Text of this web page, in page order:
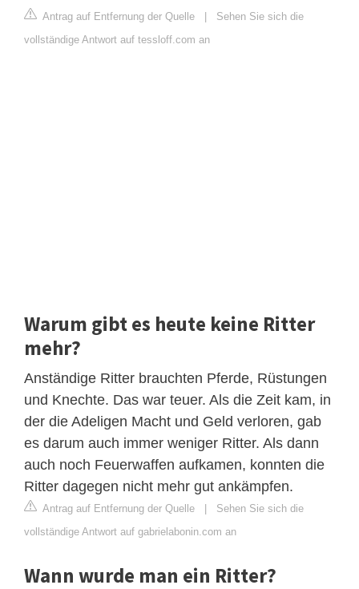
Antrag auf Entfernung der Quelle | Sehen Sie sich die
vollständige Antwort auf tessloff.com an
Warum gibt es heute keine Ritter
mehr?
Anständige Ritter brauchten Pferde, Rüstungen
und Knechte. Das war teuer. Als die Zeit kam, in
der die Adeligen Macht und Geld verloren, gab
es darum auch immer weniger Ritter. Als dann
auch noch Feuerwaffen aufkamen, konnten die
Ritter dagegen nicht mehr gut ankämpfen.
Antrag auf Entfernung der Quelle | Sehen Sie sich die
vollständige Antwort auf gabrielabonin.com an
Wann wurde man ein Ritter?